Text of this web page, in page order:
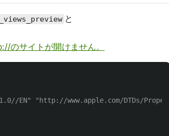
と
のサイトが開けません。
1.0//EN" "http://www.apple.com/DTDs/